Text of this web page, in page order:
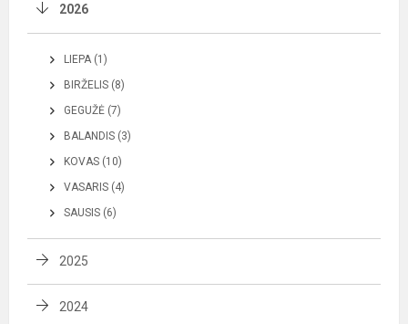
2026
LIEPA (1)
BIRŽELIS (8)
GEGUŽĖ (7)
BALANDIS (3)
KOVAS (10)
VASARIS (4)
SAUSIS (6)
2025
2024